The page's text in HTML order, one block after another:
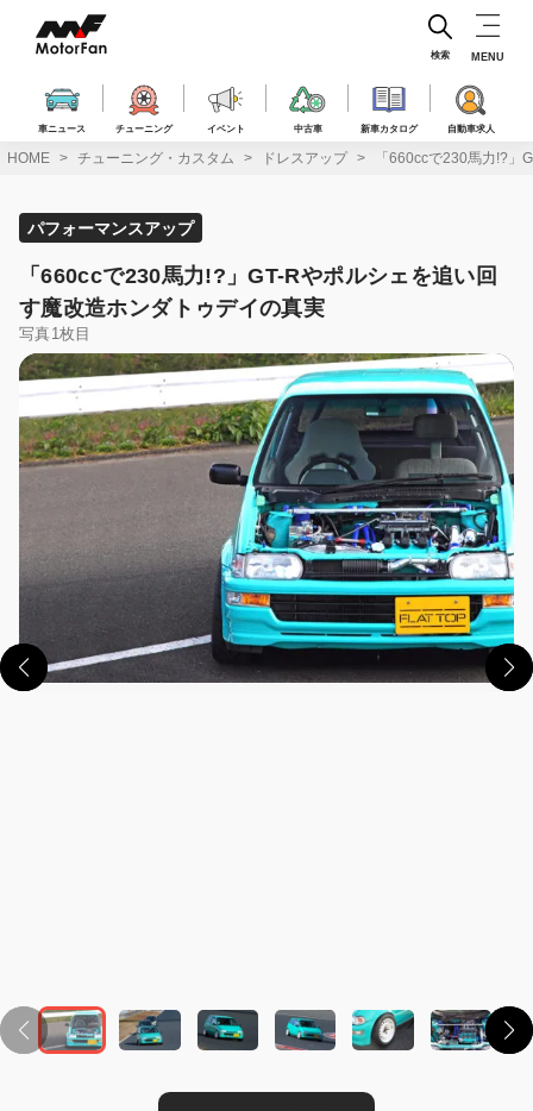
ス
車ニュース チューニング イベント 中古車 新車カタログ 自動車求人
検索 MENU
HOME チューニング・カスタム ドレスアップ 「660ccで230馬力!?」
パフォーマンスアップ
「660ccで230馬力!?」GT-Rやポルシェを追い回
す魔改造ホンダトゥデイの真実
写真1枚目